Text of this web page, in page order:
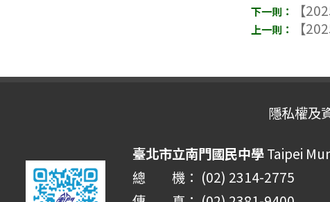
【
【
隱私權及
臺北市立南門國民中學Taipei
總 機： (02) 2314-2775